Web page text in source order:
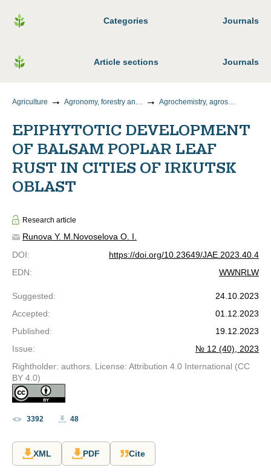
Categories Journals
Article sections Journals
Agriculture Agronomy, forestry and water management Agrochemistry, agrosoil science, plant protection and quarantine
EPIPHYTOTIC DEVELOPMENT
OF BALSAM POPLAR LEAF
RUST IN CITIES OF IRKUTSK
OBLAST
Research article
Runova Y. M. Novoselova O. I.
DOI:
https://doi.org/10.23649/JAE.2023.40.4
EDN: WWNRLW
Suggested:
24.10.2023
Accepted:
01.12.2023
Published:
19.12.2023
Issue:
№ 12 (40), 2023
Rightholder: authors. License: Attribution 4.0 International (CC
BY 4.0)
3392 48
XML PDF Cite